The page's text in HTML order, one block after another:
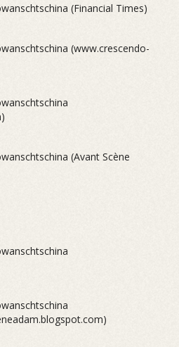
(Financial Times)
(www.crescendo-
(Avant Scène